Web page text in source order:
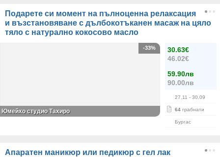
Подарете си момент на пълноценна релаксация
и възстановяване с дълбокотъканен масаж на цяло
тяло с натурално кокосово масло
30.63€
46.02€
59.90лв
90.00лв
27.11 - 30.09
64 грабнати
Бургас
-33%
Юмейхо студио Тахиро
Апаратен маникюр или педикюр с гел лак